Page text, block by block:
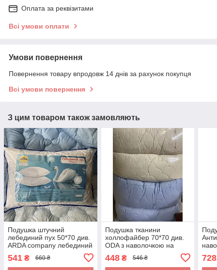
Оплата за реквізитами
Всі умови оплати
Умови повернення
Повернення товару впродовж 14 днів за рахунок покупця
Всі умови повернення
З цим товаром також замовляють
Подушка штучний
лебединий пух 50*70 див.
ARDA company лебединий
пух. Чохол 100% бавовна
541 ₴ 660 ₴
Подушка тканини
холлофайбер 70*70 див.
ODA з наволочкою на
448₴ 546 ₴
для
728